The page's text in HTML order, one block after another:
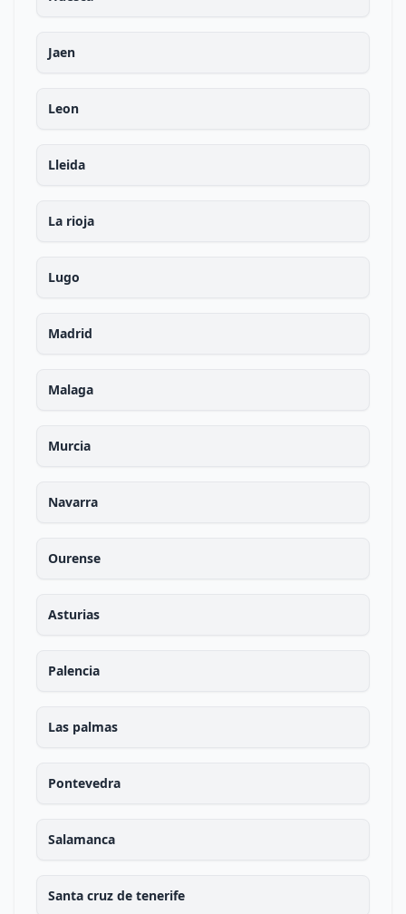
Jaen
Leon
Lleida
La rioja
Lugo
Madrid
Malaga
Murcia
Navarra
Ourense
Asturias
Palencia
Las palmas
Pontevedra
Salamanca
Santa cruz de tenerife